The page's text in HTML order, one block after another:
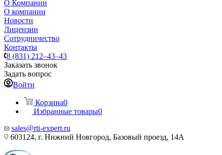
О Компании
О компании
Новости
Лицензии
Сотрудничество
Контакты
8 (831) 212–43–43
Заказать звонок
Задать вопрос
Войти
Корзина0
Избранные товары0
sales@rti-expert.ru
603124, г. Нижний Новгород, Базовый проезд, 14А